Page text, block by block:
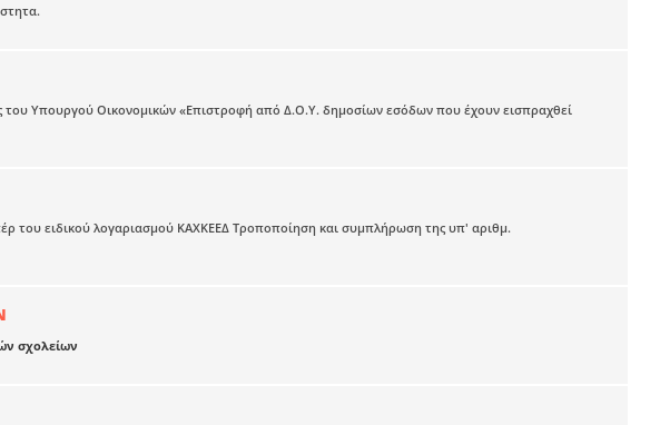
του Υπουργού Οικονομικών «Επιστροφή από Δ.Ο.Υ. δημοσίων εσόδων που έχουν εισπραχθεί
του ειδικού λογαριασμού ΚΑΧΚΕΕΔ Τροποποίηση και συμπλήρωση της υπ' αριθμ.
σχολείων